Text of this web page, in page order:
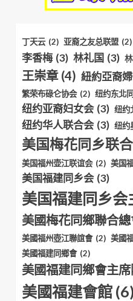
丁天云 (2) 亚裔之友总联盟 (2)
李香梅 (3) 林礼国 (3)
王崇章 (4) 紐約亞裔
繁荣布碌仑协会 (2) 纽约东北
纽约亚裔妇女会 (3) 纽约
纽约华人联合会 (3) 纽约
美国梅花同乡联
美国福州壶江联谊会 (2) 美国
美国福建同乡会 (3)
美国福建同乡会
美國梅花同鄉聯合
美國福州壺江聯誼會 (2) 美國
美國福建同鄉會 (2)
美國福建同鄉會主
美國福建會館